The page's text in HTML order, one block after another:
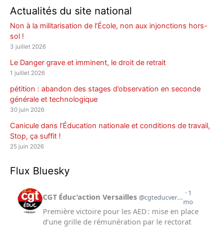
Actualités du site national
Non à la militarisation de l’École, non aux injonctions hors-
sol !
3 juillet 2026
Le Danger grave et imminent, le droit de retrait
1 juillet 2026
pétition : abandon des stages d’observation en seconde
générale et technologique
30 juin 2026
Canicule dans l’Éducation nationale et conditions de travail,
Stop, ça suffit !
25 juin 2026
Flux Bluesky